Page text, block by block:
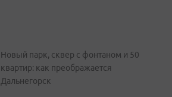
Новый парк, сквер с фонтаном и 50
квартир: как преображается
Дальнегорск